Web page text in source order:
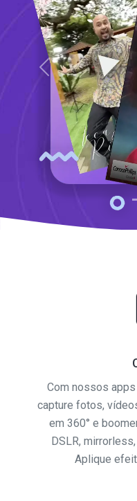
Com nossos
capture fotos,
em 360° e
DSLR,
Aplique